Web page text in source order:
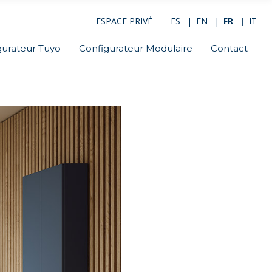
ESPACE PRIVÉ ES EN FR IT
Tuyo Configurateur Modulaire Contact